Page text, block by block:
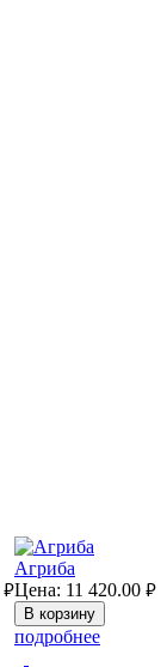
руб.
Агриба
Цена: 11 420.00 руб.
подробнее